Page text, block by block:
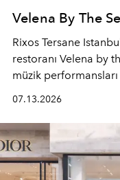
Velena By The
Rixos Tersane
restoranı Velena by
müzik
devam ediyor.
07.13.2026